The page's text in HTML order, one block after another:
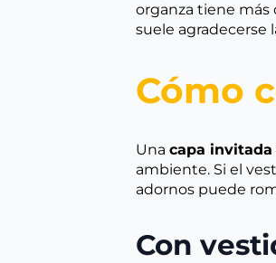
organza tiene más
suele agradecerse
Cómo
Una capa invitada
ambiente. Si el
adornos puede
Con